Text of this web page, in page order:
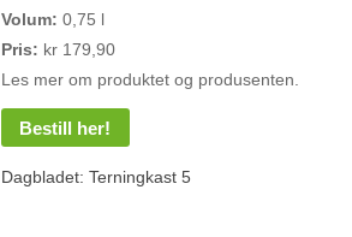
Volum: 0,75 l
Pris: kr 179,90
Les mer om produktet og produsenten.
Bestill her!
Dagbladet: Terningkast 5